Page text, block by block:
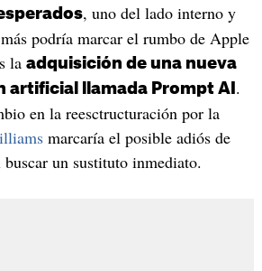
, uno del lado interno y
podría marcar el rumbo de Apple
la adquisición de una nueva
artificial llamada Prompt AI .
en la reesctructuración por la
marcaría el posible adiós de
un sustituto inmediato.